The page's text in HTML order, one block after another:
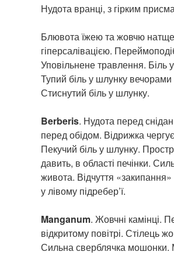
Нудота вранці, з гірким
Блювота їжею та жовчю натще
гіперсалівацією.
Уповільнене травлення. Біль
Тупий біль у шлунку
Стиснутий біль у шлунку.
Berberis. Нудота перед
перед обідом. Відрижка
Пекучий біль у шлунку.
давить, в області печінки.
живота. Відчуття «закипання»
у лівому підребер’ї.
Manganum. Жовчні камінці.
відкритому повітрі. Стілець
Сильна сверблячка мошонки.